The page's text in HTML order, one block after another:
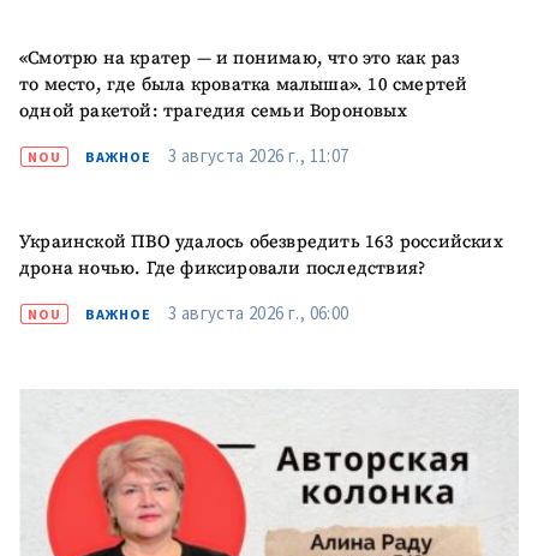
«Смотрю на кратер — и понимаю, что это как раз
то место, где была кроватка малыша». 10 смертей
одной ракетой: трагедия семьи Вороновых
NOU ВАЖНОЕ 3 августа 2026 г., 11:07
Украинской ПВО удалось обезвредить 163 российских
дрона ночью. Где фиксировали последствия?
NOU ВАЖНОЕ 3 августа 2026 г., 06:00